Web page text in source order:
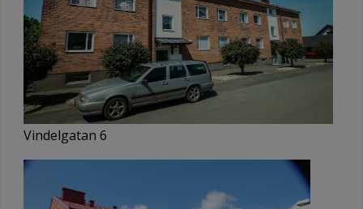
Vindelgatan 6